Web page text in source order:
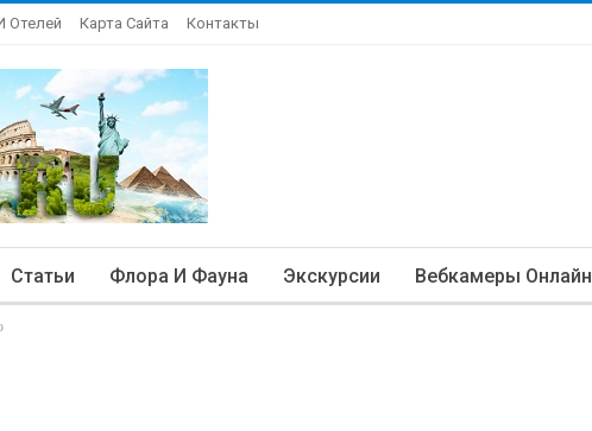
Отелей Карта Сайта Контакты
Статьи Флора И Фауна Экскурсии Вебкамеры Онлайн